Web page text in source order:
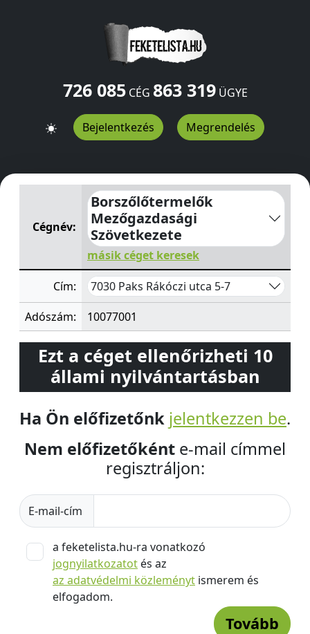
726 085CÉG 863 319ÜGYE
Bejelentkezés Megrendelés
Borszőlőtermelők Mezőgazdasági Szövetkezete
Cégnév:
Borszőlőtermelők
Mezőgazdasági
Szövetkezete
másik céget keresek
Cím: 7030 Paks Rákóczi utca 5-7
Adószám: 10077001
Ezt a céget ellenőrizheti 10
állami nyilvántartásban
Ha Ön előfizetőnk jelentkezzen be.
Nem előfizetőként e-mail címmel
regisztráljon:
E-mail-cím
a feketelista.hu-ra vonatkozó
jognyilatkozatot és az
az adatvédelmi közleményt ismerem és
elfogadom.
Tovább